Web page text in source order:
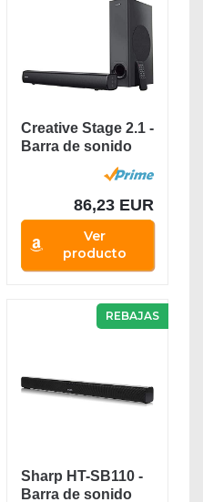
Creative Stage 2.1 -
Barra de sonido
con subwoofer...
86,23 EUR
Ver
producto
REBAJAS
Sharp HT-SB110 -
Barra de sonido